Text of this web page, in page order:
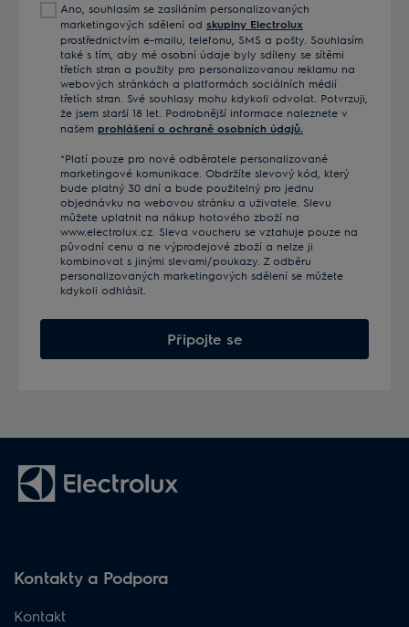
mailAno, souhlasím se zasíláním personalizovaných
marketingových sdělení od skupiny Electrolux
prostřednictvím e-mailu, telefonu, SMS a pošty. Souhlasím
také s tím, aby mé osobní údaje byly sdíleny se sítěmi
třetích stran a použity pro personalizovanou reklamu na
webových stránkách a platformách sociálních médií
třetích stran. Své souhlasy mohu kdykoli odvolat. Potvrzuji,
že jsem starší 18 let. Podrobnější informace naleznete v
našem prohlášení o ochraně osobních údajů.
*Platí pouze pro nové odběratele personalizované
marketingové komunikace. Obdržíte slevový kód, který
bude platný 30 dní a bude použitelný pro jednu
objednávku na webovou stránku a uživatele. Slevu
můžete uplatnit na nákup hotového zboží na
www.electrolux.cz. Sleva voucheru se vztahuje pouze na
původní cenu a ne výprodejové zboží a nelze ji
kombinovat s jinými slevami/poukazy. Z odběru
personalizovaných marketingových sdělení se můžete
kdykoli odhlásit.
Připojte se
Kontakty a Podpora
Kontakt